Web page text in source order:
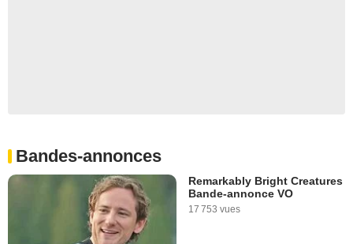
Bandes-annonces
Remarkably Bright Creatures
Bande-annonce VO
17 753 vues